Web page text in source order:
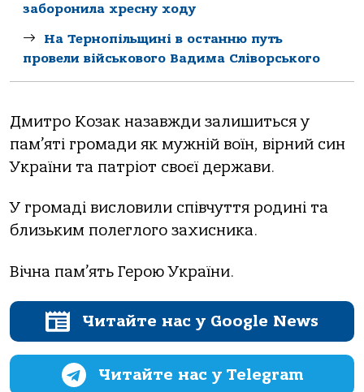
заборонила хресну ходу
На Тернопільщині в останню путь
провели військового Вадима Сліворського
Дмитро Козак назавжди залишиться у
пам’яті громади як мужній воїн, вірний син
України та патріот своєї держави.
У громаді висловили співчуття родині та
близьким полеглого захисника.
Вічна пам’ять Герою України.
Читайте нас у Google News
Читайте нас у Telegram